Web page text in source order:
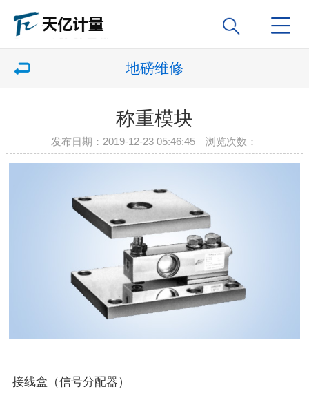
地磅维修
称重模块
发布日期：2019-12-23 05:46:45 浏览次数：
接线盒（信号分配器）